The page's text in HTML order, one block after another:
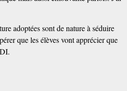
adoptées sont de nature à séduire
que les élèves vont apprécier que